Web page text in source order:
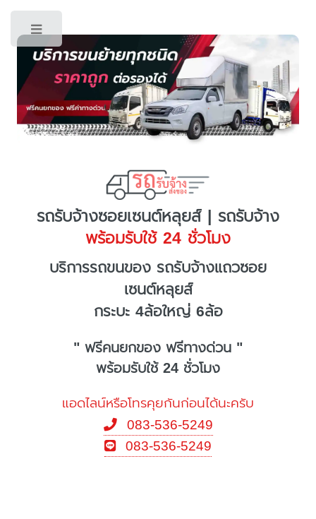
รถรับจ้างซอยเซนต์หลุยส์ | รถรับจ้าง
พร้อมรับใช้ 24 ชั่วโมง
บริการรถขนของ รถรับจ้างแถวซอย
เซนต์หลุยส์
กระบะ 4ล้อใหญ่ 6ล้อ
" ฟรีคนยกของ ฟรีทางด่วน "
พร้อมรับใช้ 24 ชั่วโมง
แอดไลน์หรือโทรคุยกันก่อนได้นะครับ
083-536-5249
083-536-5249
Toggle